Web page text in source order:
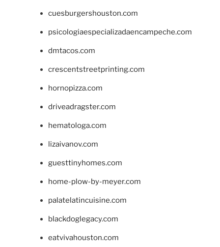
cuesburgershouston.com
psicologiaespecializadaencampeche.com
dmtacos.com
crescentstreetprinting.com
hornopizza.com
driveadragster.com
hematologa.com
lizaivanov.com
guesttinyhomes.com
home-plow-by-meyer.com
palatelatincuisine.com
blackdoglegacy.com
eatvivahouston.com